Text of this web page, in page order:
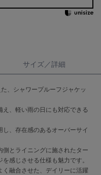
サイズ／詳細
、シャワープルーフジャケッ
え、軽い雨の日にも対応できる
、存在感のあるオーバーサイ
側とライニングに施されたター
感じさせる仕様も魅力です。
融合させた、デイリーに活躍